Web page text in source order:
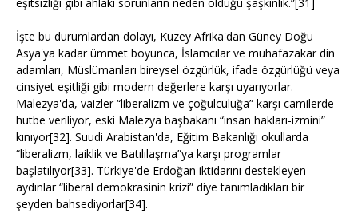
eşitsizliği gibi ahlaki sorunların neden olduğu şaşkınlık.”[31]
İşte bu durumlardan dolayı, Kuzey Afrika'dan Güney Doğu
Asya'ya kadar ümmet boyunca, İslamcılar ve muhafazakar din
adamları, Müslümanları bireysel özgürlük, ifade özgürlüğü veya
cinsiyet eşitliği gibi modern değerlere karşı uyarıyorlar.
Malezya'da, vaizler “liberalizm ve çoğulculuğa” karşı camilerde
hutbe veriliyor, eski Malezya başbakanı “insan hakları-izmini”
kınıyor[32]. Suudi Arabistan'da, Eğitim Bakanlığı okullarda
“liberalizm, laiklik ve Batılılaşma”ya karşı programlar
başlatılıyor[33]. Türkiye'de Erdoğan iktidarını destekleyen
aydınlar “liberal demokrasinin krizi” diye tanımladıkları bir
şeyden bahsediyorlar[34].